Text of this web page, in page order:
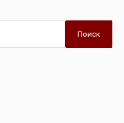
Поиск